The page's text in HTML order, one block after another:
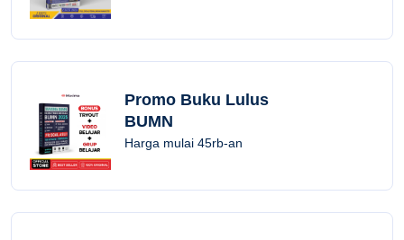
Promo Buku Lulus
BUMN
Harga mulai 45rb-an